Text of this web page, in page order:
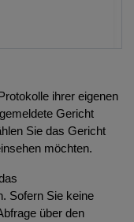
ihrer eigenen
Gericht
Sie das Gericht
möchten.
Sofern Sie keine
über den